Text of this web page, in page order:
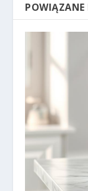
POWIĄZANE